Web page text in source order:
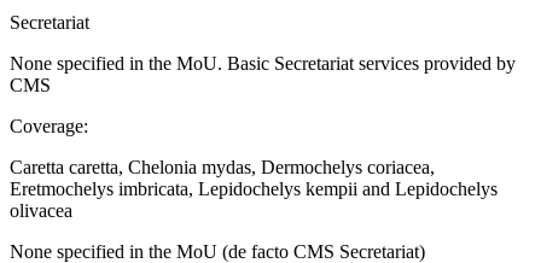
Secretariat
None specified in the MoU. Basic Secretariat services provided by
CMS
Coverage:
Caretta caretta, Chelonia mydas, Dermochelys coriacea,
Eretmochelys imbricata, Lepidochelys kempii and Lepidochelys
olivacea
None specified in the MoU (de facto CMS Secretariat)